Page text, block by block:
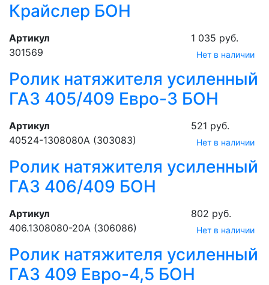
Крайслер БОН
Артикул
301569
1 035 руб.
Нет в наличии
Ролик натяжителя усиленный
ГАЗ 405/409 Евро-3 БОН
Артикул
40524-1308080А (303083)
521 руб.
Нет в наличии
Ролик натяжителя усиленный
ГАЗ 406/409 БОН
Артикул
406.1308080-20А (306086)
802 руб.
Нет в наличии
Ролик натяжителя усиленный
ГАЗ 409 Евро-4,5 БОН